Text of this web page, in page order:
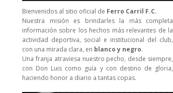
Bienvenidos al sitio oficial de Ferro Carril F.C.
Nuestra misión es brindarles la más completa
información sobre los hechos más relevantes de la
actividad deportiva, social e institucional del club,
con una mirada clara, en blanco y negro.
Una franja atraviesa nuestro pecho, desde siempre,
con Don Luis como guía y con destino de gloria,
haciendo honor a diario a tantas copas.